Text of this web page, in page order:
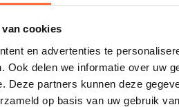
cookies
en advertenties te
Ook delen we informatie over uw
Deze partners kunnen deze
op basis van uw gebruik